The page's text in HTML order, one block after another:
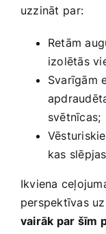
uzzināt⁤ par:
Retām‍
izolētās
Svarīgām
svētnīcas;
kas
Ikviena
perspektīvas
vairāk par šīm